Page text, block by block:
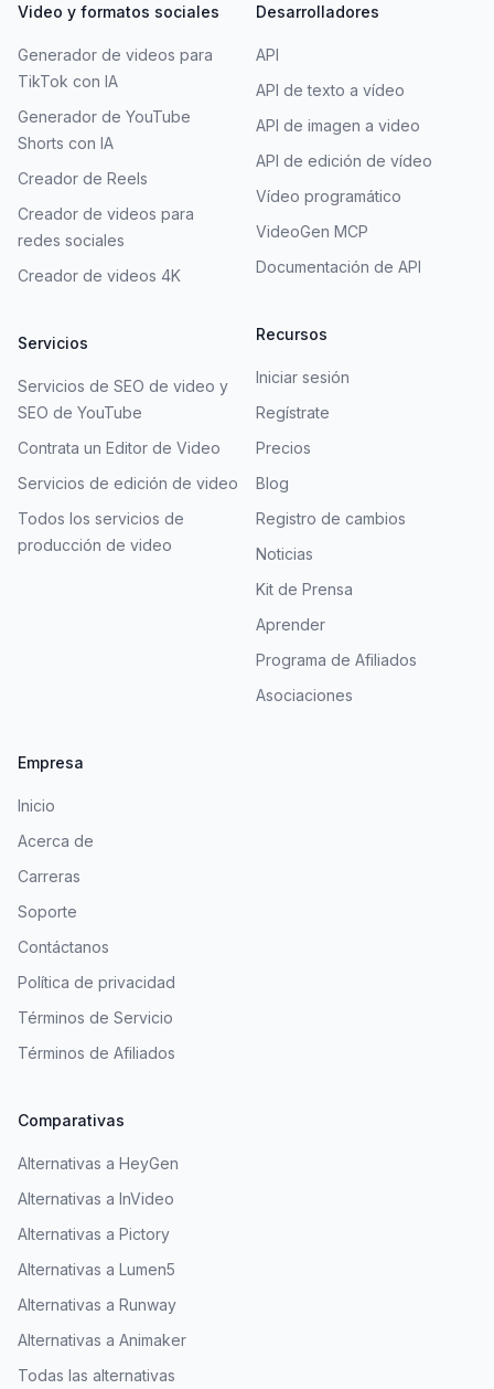
Video y formatos sociales
Generador de videos para
TikTok con IA
Generador de YouTube
Shorts con IA
Creador de Reels
Creador de videos para
redes sociales
Creador de videos 4K
Servicios
Servicios de SEO de video y
SEO de YouTube
Contrata un Editor de Video
Servicios de edición de video
Todos los servicios de
producción de video
Desarrolladores
API
API de texto a vídeo
API de imagen a video
API de edición de vídeo
Vídeo programático
VideoGen MCP
Documentación de API
Recursos
Iniciar sesión
Regístrate
Precios
Blog
Registro de cambios
Noticias
Kit de Prensa
Aprender
Programa de Afiliados
Asociaciones
Empresa
Inicio
Acerca de
Carreras
Soporte
Contáctanos
Política de privacidad
Términos de Servicio
Términos de Afiliados
Comparativas
Alternativas a HeyGen
Alternativas a InVideo
Alternativas a Pictory
Alternativas a Lumen5
Alternativas a Runway
Alternativas a Animaker
Todas las alternativas